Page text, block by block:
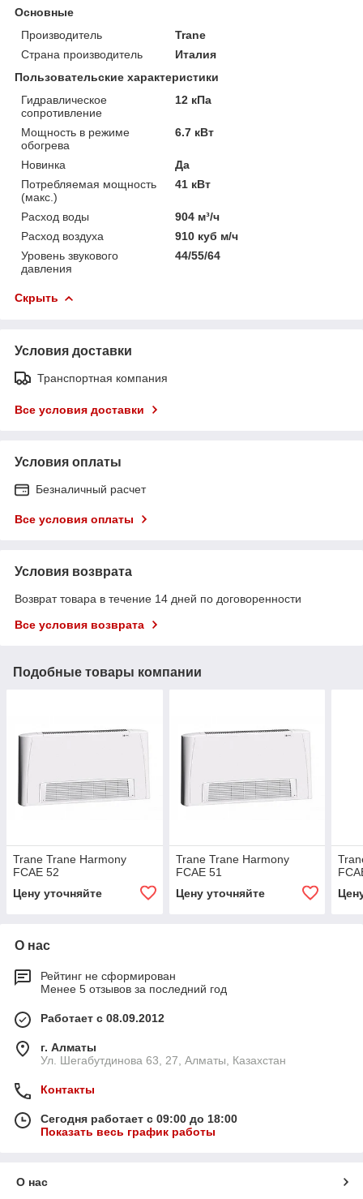
Основные
Производитель
Trane
Страна производитель
Италия
Пользовательские характеристики
Гидравлическое
сопротивление
12 кПа
Мощность в режиме
обогрева
6.7 кВт
Новинка
Да
Потребляемая мощность
(макс.)
41 кВт
Расход воды
904 м³/ч
Расход воздуха
910 куб м/ч
Уровень звукового
давления
44/55/64
Скрыть
Условия доставки
Транспортная компания
Все условия доставки
Условия оплаты
Безналичный расчет
Все условия оплаты
Условия возврата
Возврат товара в течение 14 дней по договоренности
Все условия возврата
Подобные товары компании
Trane Trane Harmony
FCAE 52
Цену уточняйте
Trane Trane Harmony
FCAE 51
Цену уточняйте
О нас
Рейтинг не сформирован
Менее 5 отзывов за последний год
Работает с 08.09.2012
г. Алматы
Ул. Шегабутдинова 63, 27, Алматы, Казахстан
Контакты
Сегодня работает с 09:00 до 18:00
Показать весь график работы
О нас